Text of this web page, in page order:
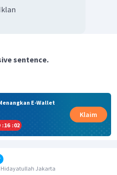
sentence.
E-Wallet
:16 :02
Klaim
Hidayatullah Jakarta